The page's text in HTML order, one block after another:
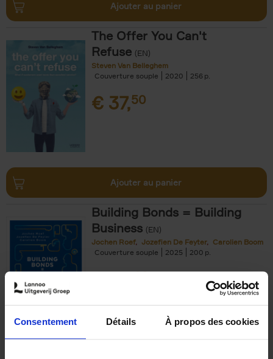
Consentement Détails À propos des cookies
Ajouter au panier
The Offer You Can't
Refuse (EN)
Steven Van Belleghem
Couverture souple
2020 256
€ 37,50
Ajouter au panier
Building Bonds = Building
Business (EN)
Jochen Roef Jozefien De Feyter
Carolien Boom
Couverture souple
2025 200
€29,99